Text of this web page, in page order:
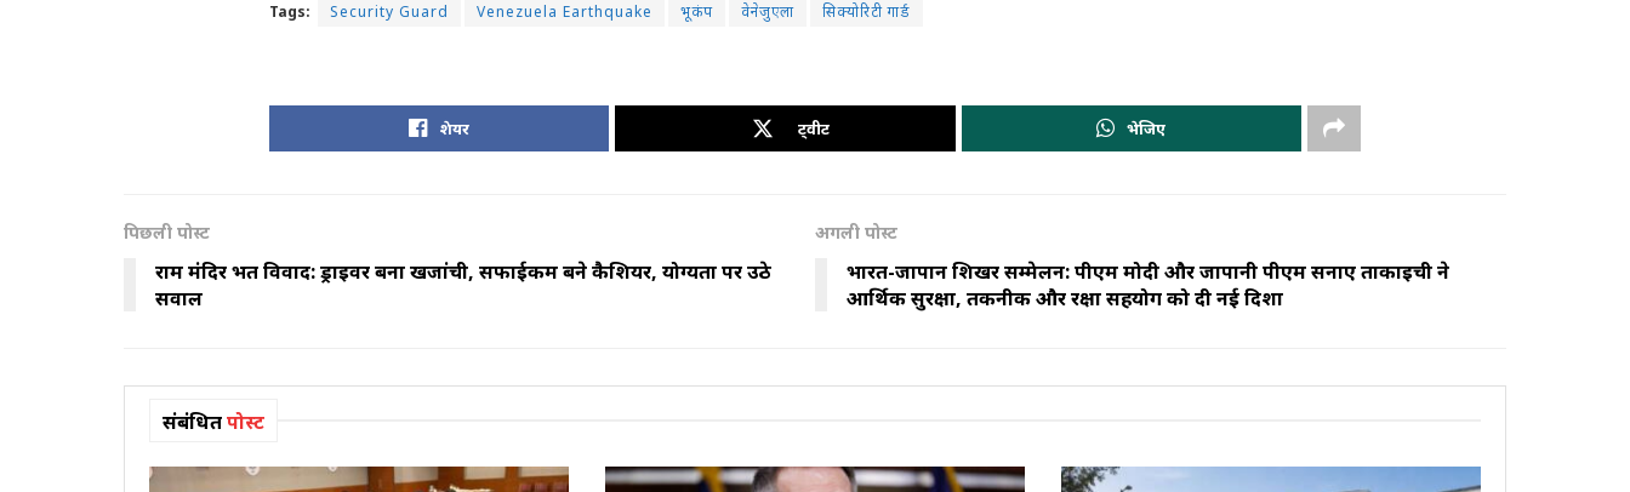
Tags: Security Guard Venezuela Earthquake भूकंप वेनेजुएला सिक्योरिटी गार्ड
शेयर ट्वीट भेजिए
पिछली पोस्ट
राम मंदिर भर्ती विवाद: ड्राइवर बना खजांची, सफाईकर्मी बने कैशियर, योग्यता पर उठे
सवाल
अगली पोस्ट
भारत-जापान शिखर सम्मेलन: पीएम मोदी और जापानी पीएम सनाए ताकाइची ने
आर्थिक सुरक्षा, तकनीक और रक्षा सहयोग को दी नई दिशा
संबंधितपोस्ट